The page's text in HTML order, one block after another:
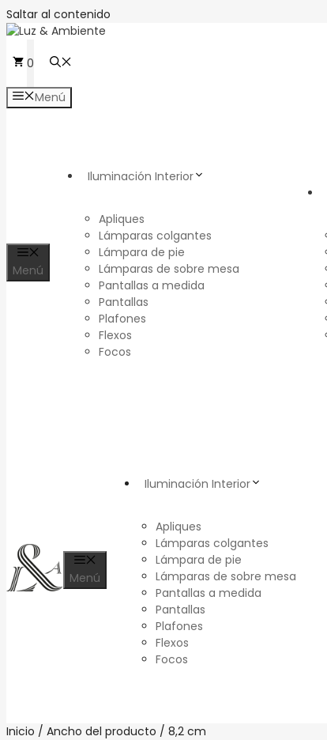
Saltar al contenido
0
Menú
Menú
Iluminación Interior
Apliques
Lámparas colgantes
Lámpara de pie
Lámparas de sobre mesa
Pantallas a medida
Pantallas
Plafones
Flexos
Focos
Menú
Iluminación Interior
Apliques
Lámparas colgantes
Lámpara de pie
Lámparas de sobre mesa
Pantallas a medida
Pantallas
Plafones
Flexos
Focos
Inicio / Ancho del producto / 8,2 cm